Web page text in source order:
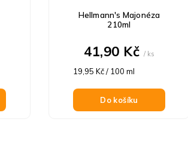
Hellmann's Majonéza
210ml
41,90 Kč / ks
Měrná
19,95 Kč / 100 ml
Do košíku